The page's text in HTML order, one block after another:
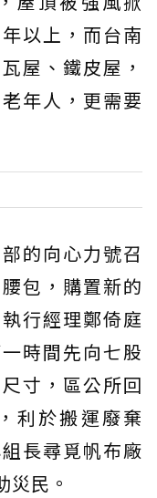
以上，而台南
屋、鐵皮屋，
年人，更需要
的向心力號召
包，購置新的
行經理鄭倚庭
時間先向七股
寸，區公所回
利於搬運廢棄
長尋覓帆布廠
災民。